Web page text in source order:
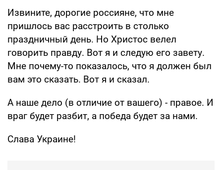
Извините, дорогие россияне, что мне
пришлось вас расстроить в столько
праздничный день. Но Христос велел
говорить правду. Вот я и следую его завету.
Мне почему-то показалось, что я должен был
вам это сказать. Вот я и сказал.
А наше дело (в отличие от вашего) - правое. И
враг будет разбит, а победа будет за нами.
Слава Украине!